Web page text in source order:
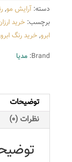
طبیعی
شماره
3
رنگ
تیره
عدد
دسته:آرایش مو,
برچسب: خرید
ابرو,خرید رنگ
Brand: مدیا
توضیحات
نظرات (0)